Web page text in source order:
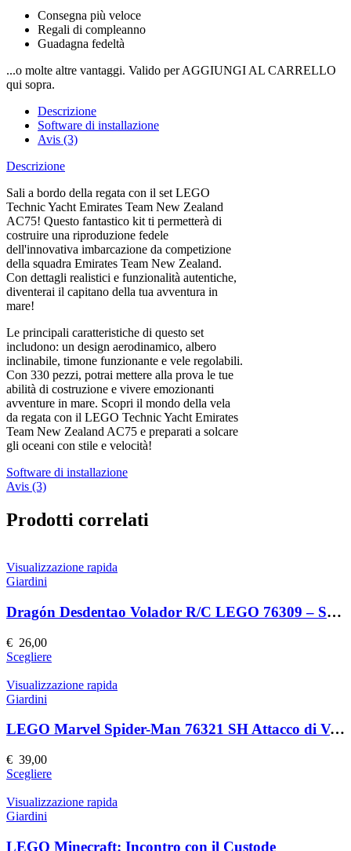
Consegna più veloce
Regali di compleanno
Guadagna fedeltà
...o molte altre vantaggi. Valido per AGGIUNGI AL CARRELLO
qui sopra.
Descrizione
Software di installazione
Avis (3)
Descrizione
Sali a bordo della regata con il set LEGO
Technic Yacht Emirates Team New Zealand
AC75! Questo fantastico kit ti permetterà di
costruire una riproduzione fedele
dell'innovativa imbarcazione da competizione
della squadra Emirates Team New Zealand.
Con dettagli realistici e funzionalità autentiche,
diventerai il capitano della tua avventura in
mare!
Le principali caratteristiche di questo set
includono: un design aerodinamico, albero
inclinabile, timone funzionante e vele regolabili.
Con 330 pezzi, potrai mettere alla prova le tue
abilità di costruzione e vivere emozionanti
avventure in mare. Scopri il mondo della vela
da regata con il LEGO Technic Yacht Emirates
Team New Zealand AC75 e preparati a solcare
gli oceani con stile e velocità!
Software di installazione
Avis (3)
Prodotti correlati
Visualizzazione rapida
Giardini
Dragón Desdentao Volador R/C LEGO 76309 – Set Costruzioni Volante
€ 26,00
ScegliereQuesto
ha
Le
scelte
nella
pagina
prodotto
Visualizzazione rapida
Giardini
LEGO Marvel Spider-Man 76321 SH Attacco di Venom
€ 39,00
ScegliereQuesto
ha
Le
Visualizzazione rapida
Giardini
LEGO Minecraft: Incontro con il Custode